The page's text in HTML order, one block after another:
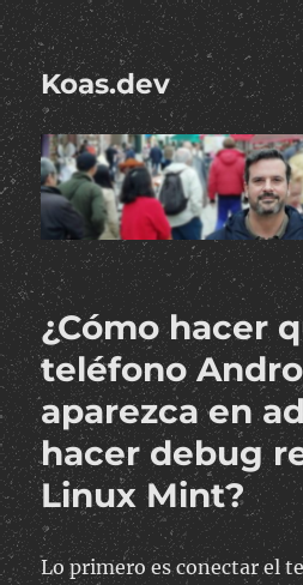
Koas.dev
¿Cómo hacer
teléfono
aparezca en
hacer debug
Linux Mint?
Lo primero es conectar el